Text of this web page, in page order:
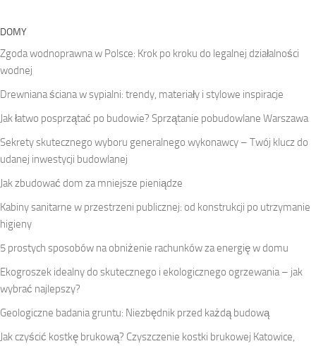
DOMY
Zgoda wodnoprawna w Polsce: Krok po kroku do legalnej działalności
wodnej
Drewniana ściana w sypialni: trendy, materiały i stylowe inspiracje
Jak łatwo posprzątać po budowie? Sprzątanie pobudowlane Warszawa
Sekrety skutecznego wyboru generalnego wykonawcy – Twój klucz do
udanej inwestycji budowlanej
Jak zbudować dom za mniejsze pieniądze
Kabiny sanitarne w przestrzeni publicznej: od konstrukcji po utrzymanie
higieny
5 prostych sposobów na obniżenie rachunków za energię w domu
Ekogroszek idealny do skutecznego i ekologicznego ogrzewania – jak
wybrać najlepszy?
Geologiczne badania gruntu: Niezbędnik przed każdą budową
Jak czyścić kostkę brukową? Czyszczenie kostki brukowej Katowice,